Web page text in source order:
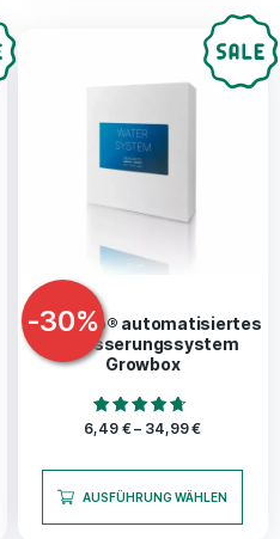
-30%
Bonsanto® automatisiertes
Bewässerungssystem
Growbox
Bewertet mit
6,49 €– 34,99€
AUSFÜHRUNG WÄHLEN